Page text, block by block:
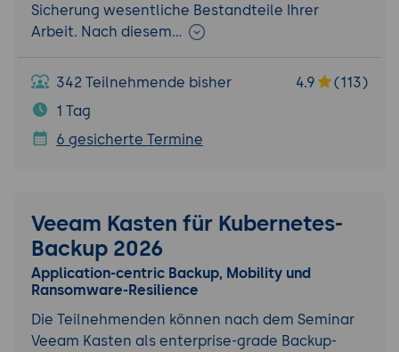
Sicherung wesentliche Bestandteile Ihrer
Arbeit. Nach diesem…
342 Teilnehmende bisher 4.9
(113)
1 Tag
6 gesicherte Termine
Veeam Kasten für Kubernetes-
Backup 2026
Application-centric Backup, Mobility und
Ransomware-Resilience
Die Teilnehmenden können nach dem Seminar
Veeam Kasten als enterprise-grade Backup-